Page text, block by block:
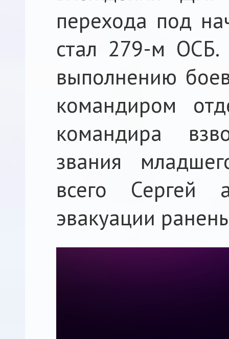
перехода под
стал 279-м ОСБ.
выполнению
командиром
командира
звания
всего Сергей
эвакуации